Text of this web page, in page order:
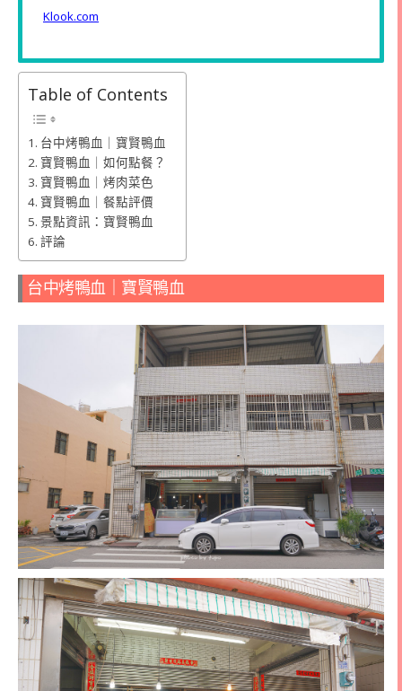
Klook.com
Table of Contents
台中烤鴨血｜寶賢鴨血
寶賢鴨血｜如何點餐？
寶賢鴨血｜烤肉菜色
寶賢鴨血｜餐點評價
景點資訊：寶賢鴨血
評論
台中烤鴨血｜寶賢鴨血